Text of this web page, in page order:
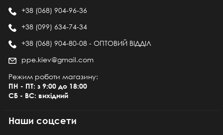
+38 (068) 904-96-36
+38 (099) 634-74-34
+38 (068) 904-80-08 - ОПТОВИЙ ВІДДІЛ
ppe.kiev@gmail.com
Режим роботи магазину:
ПН - ПТ: з 9:00 до 18:00
СБ - ВС: вихідний
Наши соцсети